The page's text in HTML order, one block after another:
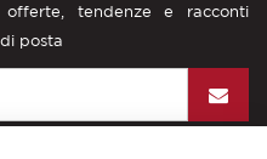
offerte, tendenze e racconti
posta